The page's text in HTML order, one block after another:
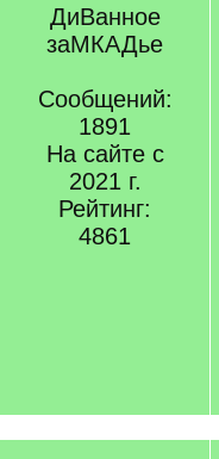
ДиВанное
заМКАДье
Сообщений:
1891
На сайте с
2021 г.
Рейтинг:
4861